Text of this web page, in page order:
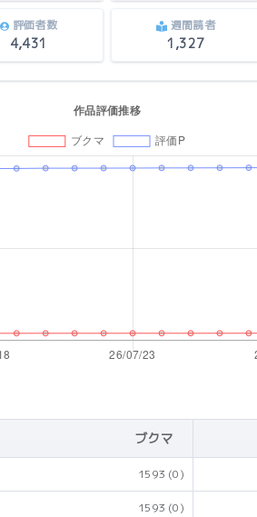
評価者数
4,431
週間読者
1,327
ブクマ
1593 (0)
1593 (0)